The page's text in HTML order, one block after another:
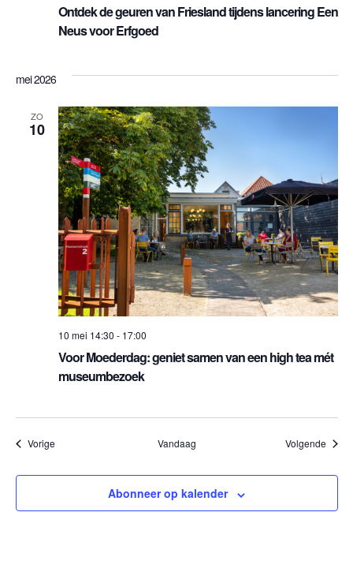
Ontdek de geuren van Friesland tijdens lancering Een
Neus voor Erfgoed
mei 2026
ZO
10
Voor Moederdag: geniet samen van een high tea mét
museumbezoek
10 mei 14:30 - 17:00
VorigeEvenementen Vandaag Volgende
Abonneer op kalender